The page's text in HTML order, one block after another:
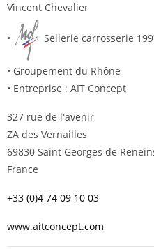
Vincent Chevalier
• Sellerie carrosserie
• Groupement du Rhône
• Entreprise : AIT Concept
327 rue de l'avenir
ZA des Vernailles
69830 Saint Georges de
France
+33 (0)4 74 09 10 03
www.aitconcept.com